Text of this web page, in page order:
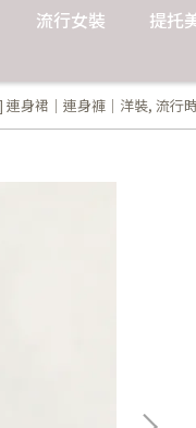
流行女裝 提托
連身裙｜連身褲｜洋裝, 流行